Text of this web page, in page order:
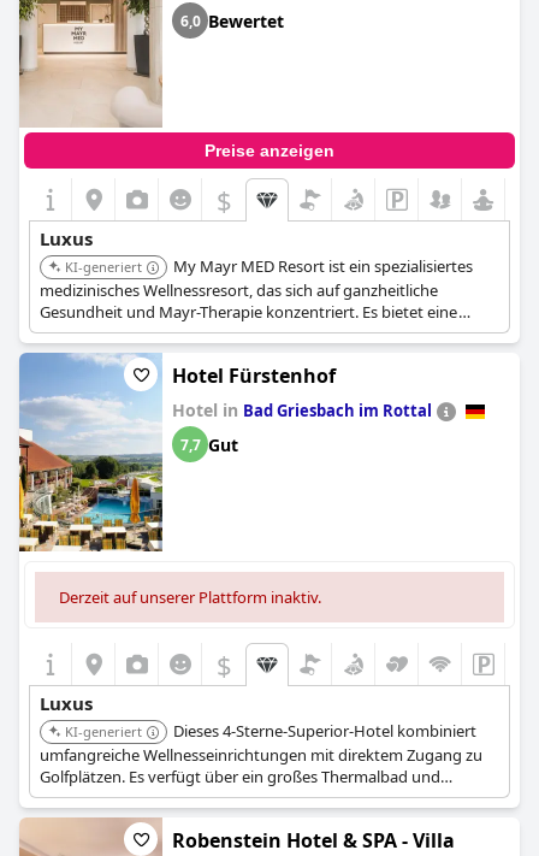
6,0 Bewertet
Preise anzeigen
$
Luxus
KI-generiert
My Mayr MED Resort ist ein spezialisiertes
medizinisches Wellnessresort, das sich auf ganzheitliche
Gesundheit und Mayr-Therapie konzentriert. Es bietet eine
anspruchsvolle Umgebung mit einem Thermalbad, einer Reihe
medizinischer Behandlungen und maßgeschneiderten
Ernährungsprogrammen, die einen einzigartigen und
hochwertigen Ansatz für das Wohlbefinden bieten.
Hotel Fürstenhof
Hotel in Bad Griesbach im Rottal
7,7 Gut
Derzeit auf unserer Plattform inaktiv.
$
Luxus
KI-generiert
Dieses 4-Sterne-Superior-Hotel kombiniert
umfangreiche Wellnesseinrichtungen mit direktem Zugang zu
Golfplätzen. Es verfügt über ein großes Thermalbad und
verschiedene Saunen und richtet sich an Gäste, die sowohl
Entspannung als auch sportliche Aktivitäten in luxuriöser
Umgebung wünschen.Robenstein Hotel & SPA - Villa